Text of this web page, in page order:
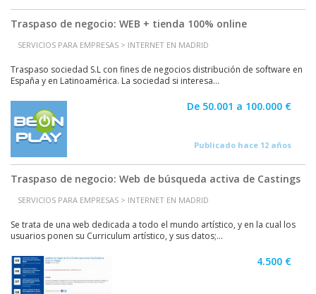
Traspaso de negocio: WEB + tienda 100% online
SERVICIOS PARA EMPRESAS > INTERNET EN MADRID
Traspaso sociedad S.L con fines de negocios distribución de software en
España y en Latinoamérica. La sociedad si interesa...
De 50.001 a 100.000 €
Publicado hace 12 años
Traspaso de negocio: Web de búsqueda activa de Castings
SERVICIOS PARA EMPRESAS > INTERNET EN MADRID
Se trata de una web dedicada a todo el mundo artístico, y en la cual los
usuarios ponen su Curriculum artístico, y sus datos;...
4.500 €